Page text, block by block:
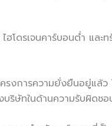
ฮโดรเจนคาร์บอนต่ำ แล
รงการความยั่งยืนอยู่แล้
ริษัทในด้านความรับผิดช